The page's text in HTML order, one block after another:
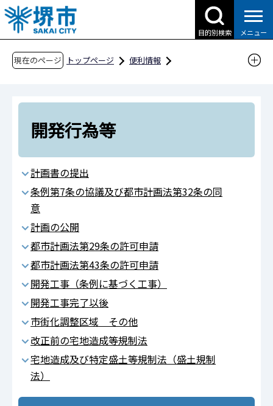
こ
の
ペ
目的別検索 メニュー
現在のページ トップページ
便利情報
申請書ダウンロード（企業の方へ）
目的別検索
建築物・開発行為等
開発行為等
計画書の提出
条例第7条の協議及び都市計画法第32条の同
意
計画の公開
都市計画法第29条の許可申請
都市計画法第43条の許可申請
開発工事（条例に基づく工事）
開発工事完了以後
市街化調整区域 その他
改正前の宅地造成等規制法
宅地造成及び特定盛土等規制法（盛土規制
法）